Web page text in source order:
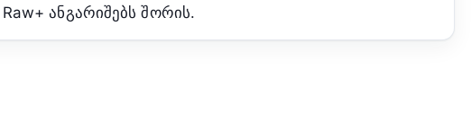
ანგარიშებს შორის.